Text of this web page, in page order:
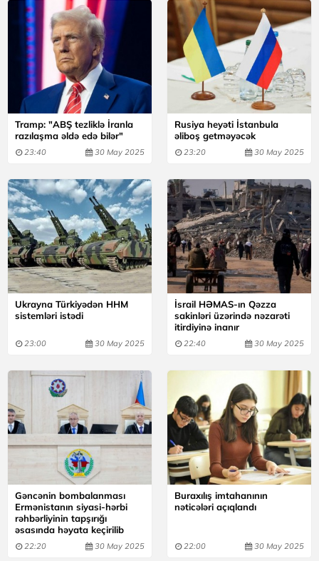
Tramp: "ABŞ tezliklə İranla
razılaşma əldə edə bilər"
23:40 30 May 2025
Rusiya heyəti İstanbula
əliboş getməyəcək
23:20 30 May 2025
Ukrayna Türkiyədən HHM
sistemləri istədi
23:00 30 May 2025
İsrail HƏMAS-ın Qəzza
sakinləri üzərində nəzarəti
itirdiyinə inanır
22:40 30 May 2025
Gəncənin bombalanması
Ermənistanın siyasi-hərbi
rəhbərliyinin tapşırığı
əsasında həyata keçirilib
22:20 30 May 2025
Buraxılış imtahanının
nəticələri açıqlandı
22:00 30 May 2025